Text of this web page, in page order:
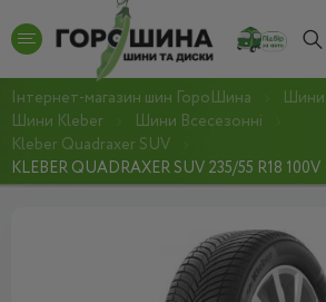
Інтернет-магазин шин ГороШина
Шини
Шини Kleber
Шини Всесезонні
Kleber Quadraxer SUV
KLEBER QUADRAXER SUV 235/55 R18 100V